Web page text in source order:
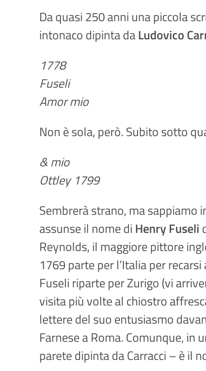
Da quasi 250 anni una piccola
intonaco dipinta daLudovico
1778
Fuseli
Amor mio
Non è sola, però. Subito sotto
& mio
Ottley 1799
Sembrerà strano, ma sappiamo
assunse il nome di Henry Fuseli
Reynolds, il maggiore pittore
1769 parte per l’Italia per
Fuseli riparte per Zurigo (vi
visita più volte al chiostro
lettere del suo entusiasmo
Farnese a Roma. Comunque, in
parete dipinta da Carracci – è il